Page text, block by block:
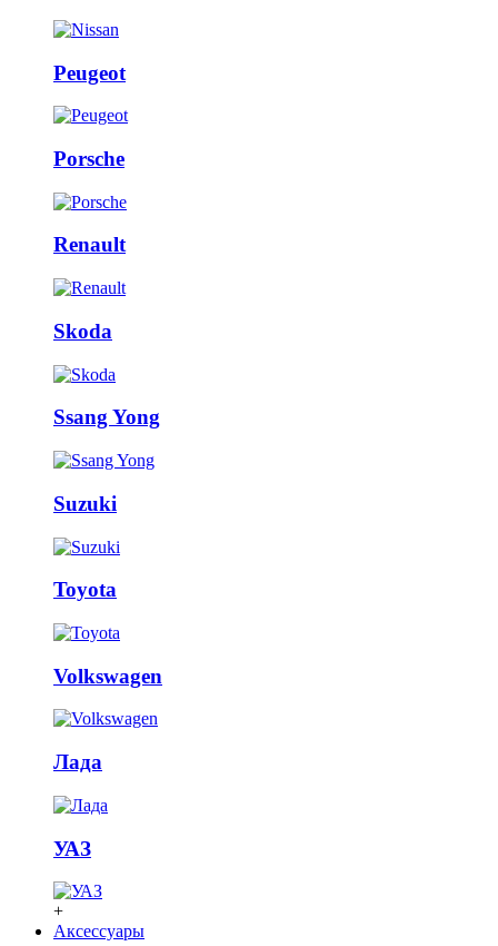
Peugeot
Porsche
Renault
Skoda
Ssang Yong
Suzuki
Toyota
Volkswagen
Лада
УАЗ
+
Аксессуары